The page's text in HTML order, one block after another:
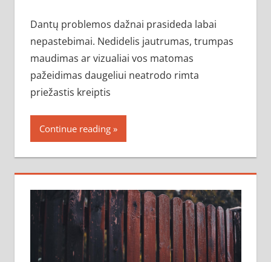
Dantų problemos dažnai prasideda labai
nepastebimai. Nedidelis jautrumas, trumpas
maudimas ar vizualiai vos matomas
pažeidimas daugeliui neatrodo rimta
priežastis kreiptis
Continue reading